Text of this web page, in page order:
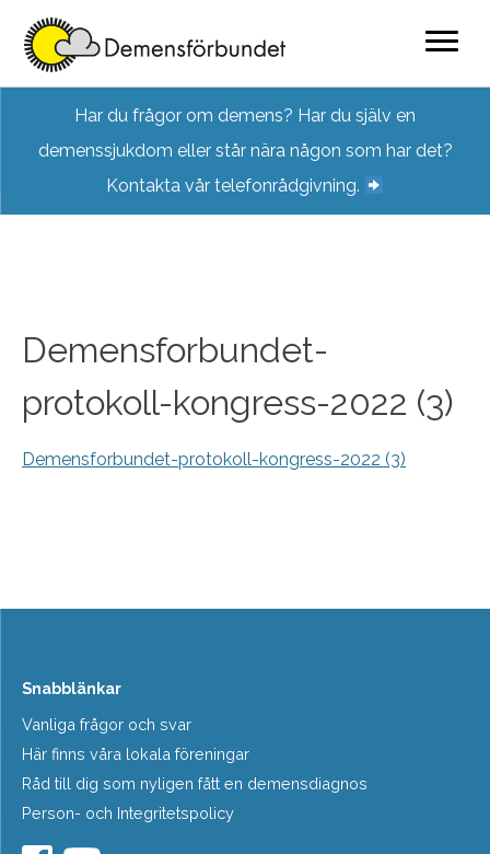
content
Har du frågor om demens? Har du själv en
demenssjukdom eller står nära någon som har det?
Kontakta vår telefonrådgivning.
Demensforbundet-
protokoll-kongress-2022 (3)
Demensforbundet-protokoll-kongress-2022 (3)
Snabblänkar
Vanliga frågor och svar
Här finns våra lokala föreningar
Råd till dig som nyligen fått en demensdiagnos
Person- och Integritetspolicy